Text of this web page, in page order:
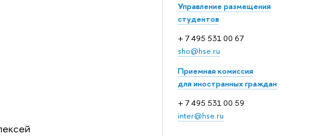
Управление размещения
студентов
+ 7 495 531 00 67
sho@hse.ru
Приемная комиссия
для иностранных граждан
+ 7 495 531 00 59
inter@hse.ru